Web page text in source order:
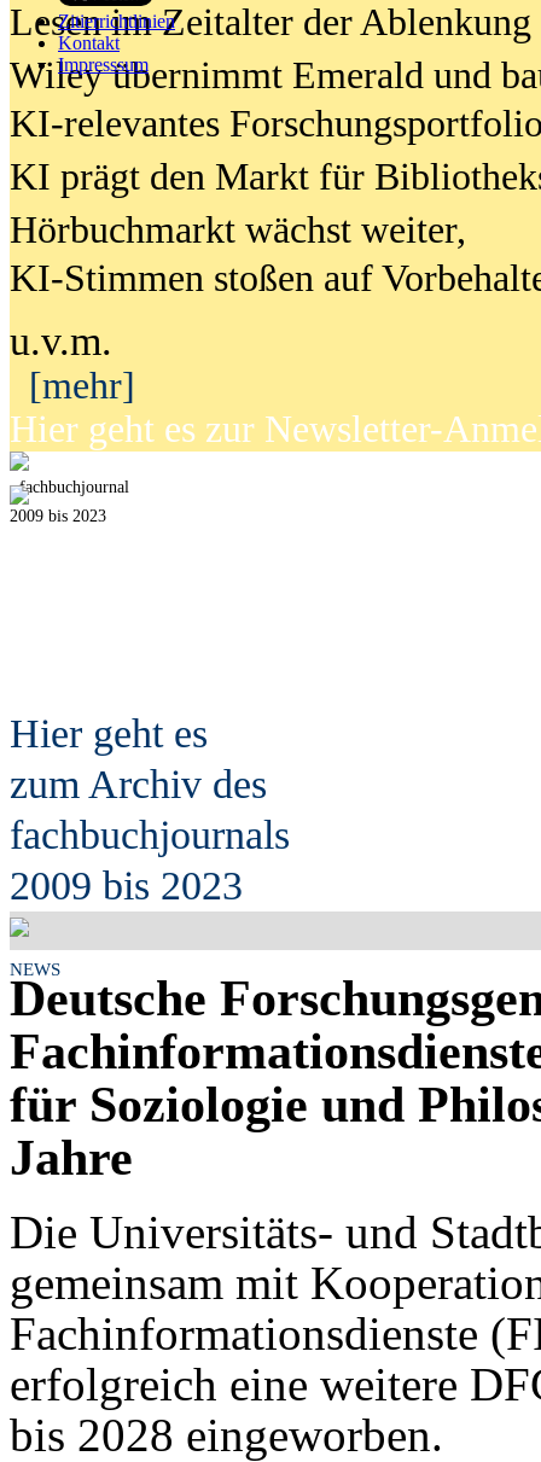
Zitierrichtlinien
Kontakt
Impresssum
Lesen im Zeitalter der Ablenkung
Wiley übernimmt Emerald und
KI-relevantes
KI prägt den Markt für
Hörbuchmarkt wächst weiter,
KI-Stimmen stoßen auf
u.v.m.
[mehr]
Hier geht es zur Newsletter-
fachbuchjournal
2009 bis 2023
Hier geht es
zum Archiv des
fachbuchjournals
2009 bis 2023
NEWS
Deutsche
für Soziologie und
Jahre
Die Universitäts- und
gemeinsam mit
Fachinformationsdienste
erfolgreich eine weitere
bis 2028 eingeworben.